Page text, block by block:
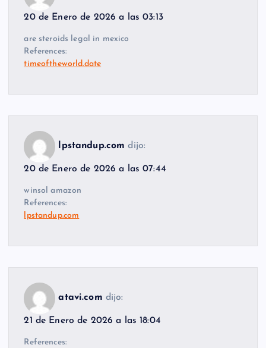
20 de Enero de 2026 a las 03:13
are steroids legal in mexico
References:
timeoftheworld.date
lpstandup.com dijo:
20 de Enero de 2026 a las 07:44
winsol amazon
References:
lpstandup.com
atavi.com dijo:
21 de Enero de 2026 a las 18:04
References: